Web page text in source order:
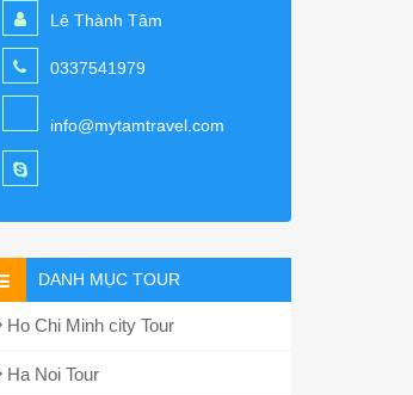
Lê Thành Tâm
0337541979
info@mytamtravel.com
DANH MỤC TOUR
Ho Chi Minh city Tour
Ha Noi Tour